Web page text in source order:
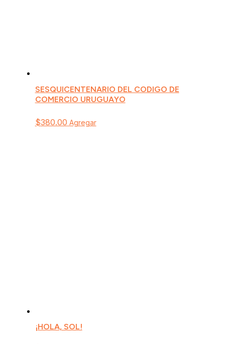
SESQUICENTENARIO DEL CODIGO DE
COMERCIO URUGUAYO
$380.00 Agregar
¡HOLA, SOL!